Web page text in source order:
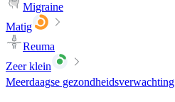
Migraine
Matig
Reuma
Zeer klein
Meerdaagse gezondheidsverwachting